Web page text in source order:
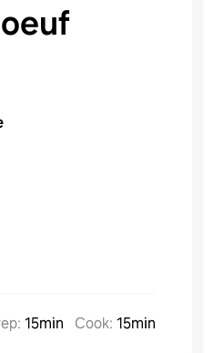
: 15min Cook: 15min